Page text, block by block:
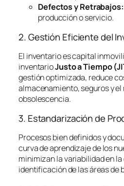
Defectos y Retrabajos:
producción o servicio.
2. Gestión Eficiente del
El inventario es capital
inventarioJusto a Tiempo
gestión optimizada, reduce
almacenamiento, seguros y el
obsolescencia.
3. Estandarización de
Procesos bien definidos y
curva de aprendizaje de los
minimizan la variabilidad en
identificación de las áreas de